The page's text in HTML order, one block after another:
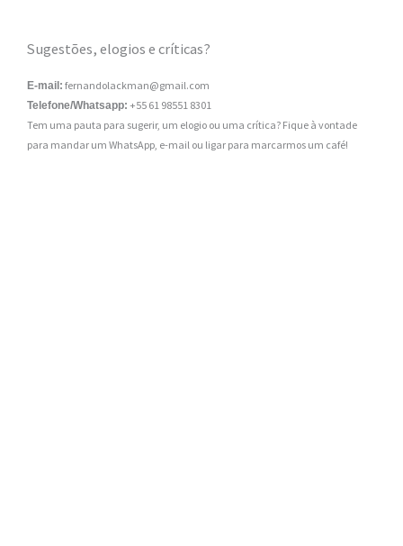
Sugestões, elogios e críticas?
E-mail: fernandolackman@gmail.com
Telefone/Whatsapp: +55 61 98551 8301
Tem uma pauta para sugerir, um elogio ou uma crítica? Fique à vontade
para mandar um WhatsApp, e-mail ou ligar para marcarmos um café!